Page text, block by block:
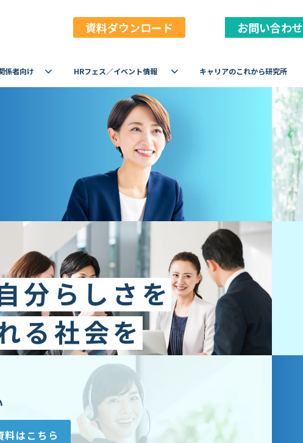
資料ダウンロード お問い合わせ
係者向け HRフェス／イベント情報 キャリアのこれから研究所
分らしさを
る社会を
料はこちら